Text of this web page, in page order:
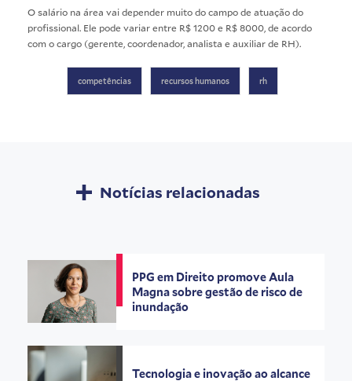
O salário na área vai depender muito do campo de atuação do
profissional. Ele pode variar entre R$ 1200 e R$ 8000, de acordo
com o cargo (gerente, coordenador, analista e auxiliar de RH).
competências recursos humanos rh
Notícias relacionadas
PPG em Direito promove Aula
Magna sobre gestão de risco de
inundação
Tecnologia e inovação ao alcance